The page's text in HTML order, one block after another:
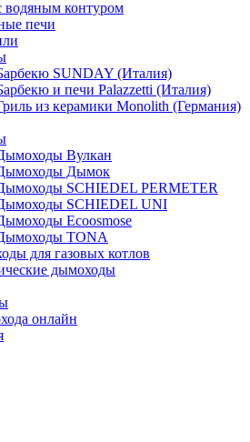
водяным контуром
печи
SUNDAY (Италия)
и печи Palazzetti (Италия)
из керамики Monolith (Германия)
Вулкан
Дымок
SCHIEDEL PERMETER
SCHIEDEL UNI
Ecoosmose
TONA
для газовых котлов
дымоходы
онлайн